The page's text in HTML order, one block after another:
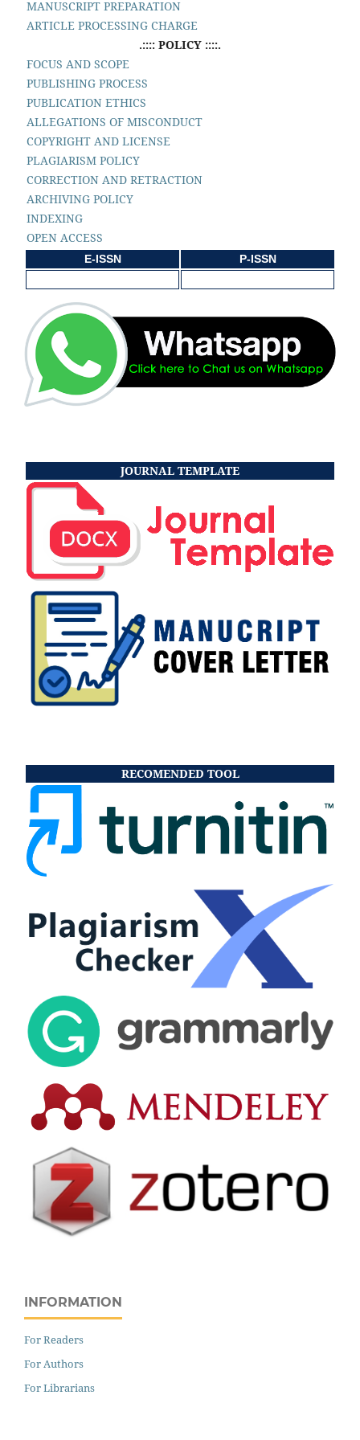
MANUSCRIPT PREPARATION
ARTICLE PROCESSING CHARGE
.:::: POLICY ::::.
FOCUS AND SCOPE
PUBLISHING PROCESS
PUBLICATION ETHICS
ALLEGATIONS OF MISCONDUCT
COPYRIGHT AND LICENSE
PLAGIARISM POLICY
CORRECTION AND RETRACTION
ARCHIVING POLICY
INDEXING
OPEN ACCESS
E-ISSN P-ISSN
JOURNAL TEMPLATE
RECOMENDED TOOL
INFORMATION
For Readers
For Authors
For Librarians